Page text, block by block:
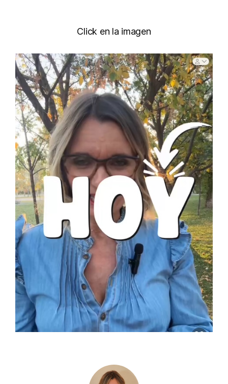
Click en la imagen